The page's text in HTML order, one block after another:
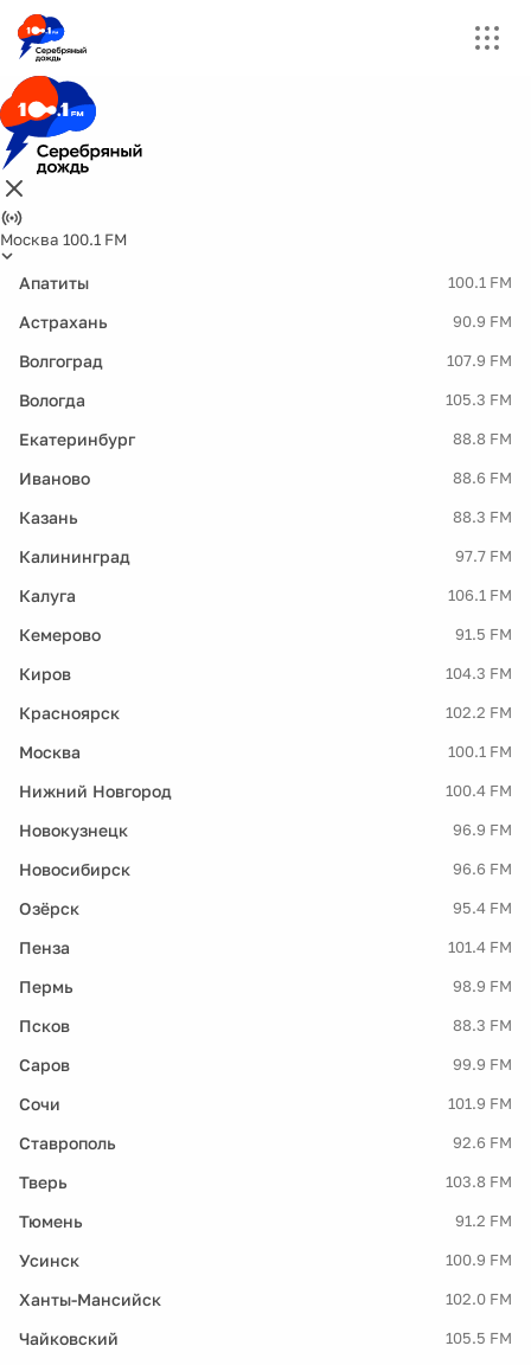
Москва 100.1 FM
Апатиты 100.1 FM
Астрахань 90.9 FM
Волгоград 107.9 FM
Вологда 105.3 FM
Екатеринбург 88.8 FM
Иваново 88.6 FM
Казань 88.3 FM
Калининград 97.7 FM
Калуга 106.1 FM
Кемерово 91.5 FM
Киров 104.3 FM
Красноярск 102.2 FM
Москва 100.1 FM
Нижний Новгород 100.4 FM
Новокузнецк 96.9 FM
Новосибирск 96.6 FM
Озёрск 95.4 FM
Пенза 101.4 FM
Пермь 98.9 FM
Псков 88.3 FM
Саров 99.9 FM
Сочи 101.9 FM
Ставрополь 92.6 FM
Тверь 103.8 FM
Тюмень 91.2 FM
Усинск 100.9 FM
Ханты-Мансийск 102.0 FM
Чайковский 105.5 FM